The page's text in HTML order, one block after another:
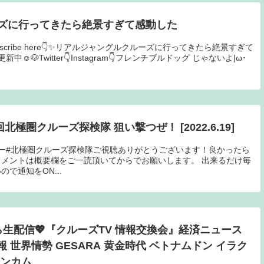
に行ってきたら絶景すぎて感動した
here👇✨リアルジャングルクルーズに行ってきたら絶景すぎて
新中☺️🐶Twitter👇Instagram👇フレンチブルドッグ じゃないよ|ω･
極圏クルーズ探検隊 狙い撃つぜ！ [2022.6.19]
#北極圏クルーズ探検隊ご視聴ありがとうございます！良かったら
ントは概要欄をご一読頂いてからでお願いします。 出来るだけ毎
で通知をON...
配信💖『クルーズTV 情報交換会』経済ニュース
世界情勢 GESARA 黄金時代 ベトナムドン イラク
カム